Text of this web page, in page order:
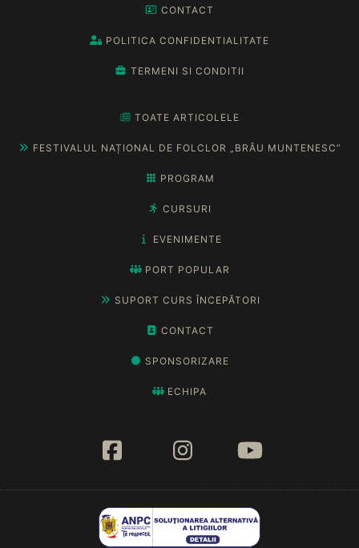
CONTACT
POLITICA CONFIDENTIALITATE
TERMENI SI CONDITII
TOATE ARTICOLELE
FESTIVALUL NAȚIONAL DE FOLCLOR „BRÂU MUNTENESC”
PROGRAM
CURSURI
EVENIMENTE
PORT POPULAR
SUPORT CURS ÎNCEPĂTORI
CONTACT
SPONSORIZARE
ECHIPA